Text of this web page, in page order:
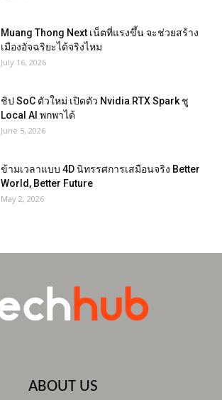
Muang Thong Next เน็ตที่แรงขึ้น จะช่วยสร้าง
เมืองอัจฉริยะได้จริงไหม
July 16, 2026
ชิป SoC ตัวใหม่ เปิดตัว Nvidia RTX Spark ชู
Local AI พกพาได้
June 5, 2026
ข้ามเวลาแบบ 4D นิทรรศการเสมือนจริง Better
World, Better Future
May 2, 2026
ABOUT US